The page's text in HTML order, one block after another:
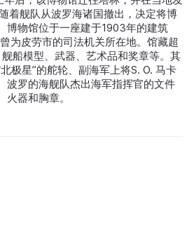
着舰队从波罗海诸国撤出，决定将博
博物馆位于一座建于1903年的建筑
为皮劳市的司法机关所在地。馆藏超
船模型、武器、艺术品和奖章等。其
极星”的舵轮、副海军上将S. O. 马卡
波罗的海舰队杰出海军指挥官的文件
器和胸章。